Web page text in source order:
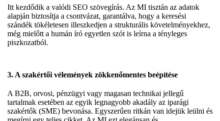
Itt kezdődik a valódi SEO szövegírás. Az MI tisztán az adatok
alapján biztosítja a csontvázat, garantálva, hogy a keresési
szándék tökéletesen illeszkedjen a strukturális követelményekhez,
még mielőtt a humán író egyetlen szót is leírna a tényleges
piszkozatból.
3. A szakértői vélemények zökkenőmentes beépítése
A B2B, orvosi, pénzügyi vagy magasan technikai jellegű
tartalmak esetében az egyik legnagyobb akadály az iparági
szakértők (SME) bevonása. Egyszerűen ritkán van idejük leülni és